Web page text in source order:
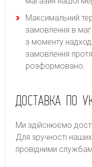
Максимальний
замовлення в
з моменту
замовлення
розформовано.
ДОСТАВКА ПО
Ми здійснюємо
Для зручності
провідними